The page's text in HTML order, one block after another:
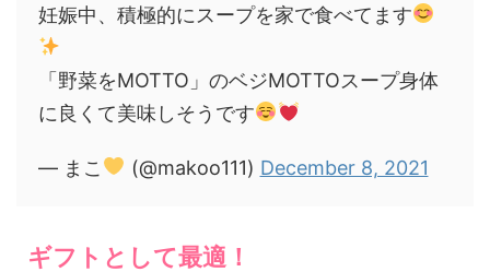
妊娠中、積極的にスープを家で食べてます
「野菜をMOTTO」のベジMOTTOスープ身体
に良くて美味しそうです
— まこ (@makoo111) December 8, 2021
ギフトとして最適！